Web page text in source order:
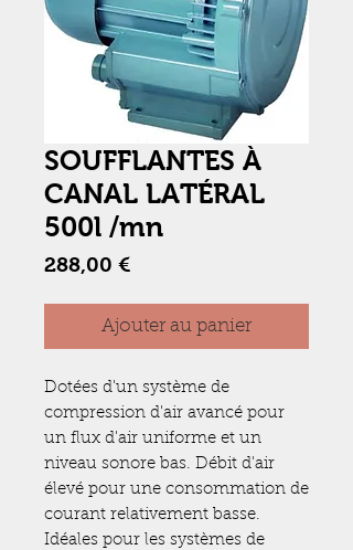
SOUFFLANTES À
CANAL LATÉRAL
500l /mn
288,00 €
Ajouter au panier
Dotées d'un système de
compression d'air avancé pour
un flux d'air uniforme et un
niveau sonore bas. Débit d'air
élevé pour une consommation de
courant relativement basse.
Idéales pour les systèmes de